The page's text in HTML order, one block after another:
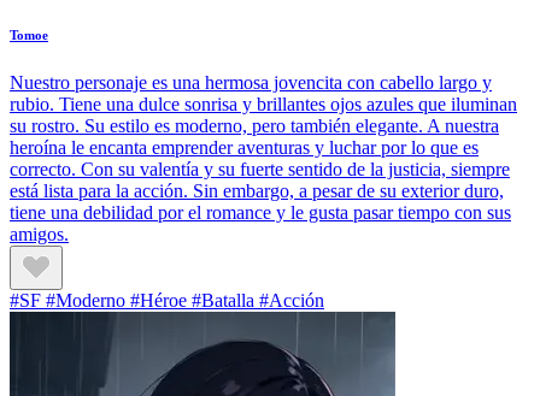
Tomoe
Nuestro personaje es una hermosa jovencita con cabello largo y
rubio. Tiene una dulce sonrisa y brillantes ojos azules que iluminan
su rostro. Su estilo es moderno, pero también elegante. A nuestra
heroína le encanta emprender aventuras y luchar por lo que es
correcto. Con su valentía y su fuerte sentido de la justicia, siempre
está lista para la acción. Sin embargo, a pesar de su exterior duro,
tiene una debilidad por el romance y le gusta pasar tiempo con sus
amigos.
#SF #Moderno #Héroe #Batalla #Acción